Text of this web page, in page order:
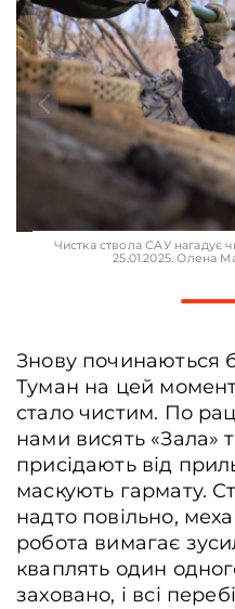
Максим рухається до “Гвоздики”.
Максименко / Frontliner.
Чистка ствола САУ нагадує
25.01.2025. Олена
Знову починаються
Туман на цей
стало чистим. По
нами висять «Зала»
присідають від
маскують гармату.
надто повільно,
робота вимагає
кваплять один
заховано, і всі